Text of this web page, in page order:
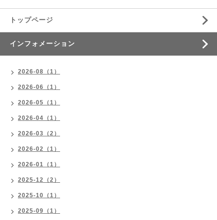
トップページ
インフォメーション
2026-08（1）
2026-06（1）
2026-05（1）
2026-04（1）
2026-03（2）
2026-02（1）
2026-01（1）
2025-12（2）
2025-10（1）
2025-09（1）